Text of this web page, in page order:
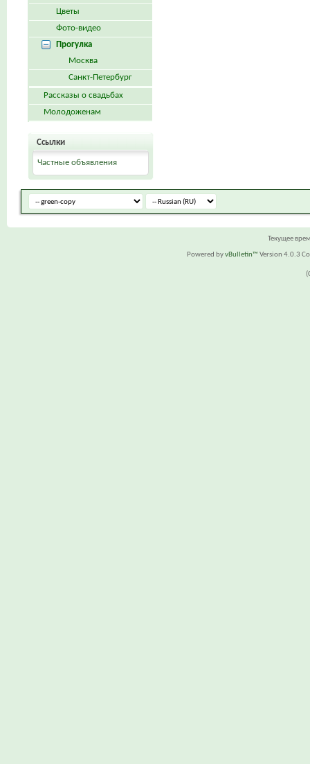
Цветы
Фото-видео
Прогулка
Москва
Санкт-Петербург
Рассказы о свадьбах
Молодоженам
Ссылки
Частные объявления
Текущее
Powered byvBulletin™ Version 4.0.3